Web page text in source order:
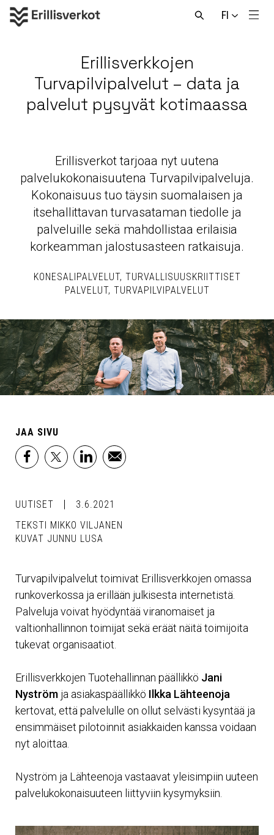
FI
Avaa
Erillisverkkojen
Turvapilvipalvelut – data ja
palvelut pysyvät kotimaassa
Erillisverkot tarjoaa nyt uutena
palvelukokonaisuutena Turvapilvipalveluja.
Kokonaisuus tuo täysin suomalaisen ja
itsehallittavan turvasataman tiedolle ja
palveluille sekä mahdollistaa erilaisia
korkeamman jalostusasteen ratkaisuja.
KONESALIPALVELUT TURVALLISUUSKRIITTISET
PALVELUT TURVAPILVIPALVELUT
JAA SIVU
facebook
x linkedinemail
UUTISET
3.6.2021
TEKSTI MIKKO VILJANEN
KUVAT JUNNU LUSA
Turvapilvipalvelut toimivat Erillisverkkojen omassa
runkoverkossa ja erillään julkisesta internetistä.
Palveluja voivat hyödyntää viranomaiset ja
valtionhallinnon toimijat sekä eräät näitä toimijoita
tukevat organisaatiot.
Erillisverkkojen Tuotehallinnan päällikkö Jani
Nyström ja asiakaspäällikkö Ilkka Lähteenoja
kertovat, että palvelulle on ollut selvästi kysyntää ja
ensimmäiset pilotoinnit asiakkaiden kanssa voidaan
nyt aloittaa.
Nyström ja Lähteenoja vastaavat yleisimpiin uuteen
palvelukokonaisuuteen liittyviin kysymyksiin.